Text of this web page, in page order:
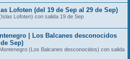
Lofoten (del 19 de Sep al 29 de Sep)
Lofoten) con salida 19 de Sep
| Los Balcanes desconocidos
Sep)
(Los Balcanes desconocidos) con salida